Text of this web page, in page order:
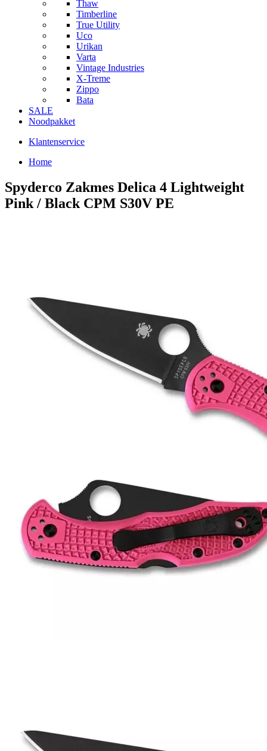
Thaw
Timberline
True Utility
Uco
Urikan
Varta
Vintage Industries
X-Treme
Zippo
Bata
SALE
Noodpakket
Klantenservice
Home
Spyderco Zakmes Delica 4 Lightweight
Pink / Black CPM S30V PE